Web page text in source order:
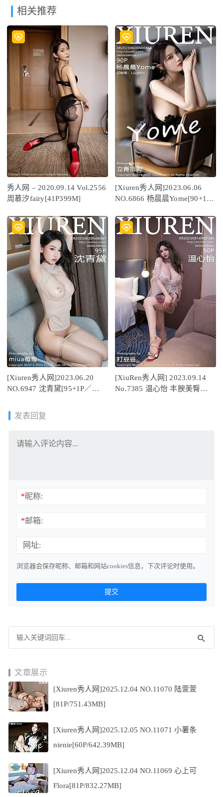
相关推荐
秀人网 – 2020.09.14 Vol.2556
周慕汐fairy[41P399M]
[Xiuren秀人网]2023.06.06
NO.6866 杨晨晨Yome[90+1P
[Xiuren秀人网]2023.06.20
NO.6947 沈青黛[95+1P／
[XiuRen秀人网] 2023.09.14
No.7385 温心怡 丰腴美臀
发表回复
*昵称:
*邮箱:
网址:
浏览器会保存昵称、邮箱和网站cookies信息，下次评论时使用。
文章展示
[Xiuren秀人网]2025.12.04 NO.11070 陆萱萱
[81P/751.43MB]
[Xiuren秀人网]2025.12.05 NO.11071 小薯条
nienie[60P/642.39MB]
[Xiuren秀人网]2025.12.04 NO.11069 心上可
Flora[81P/832.27MB]